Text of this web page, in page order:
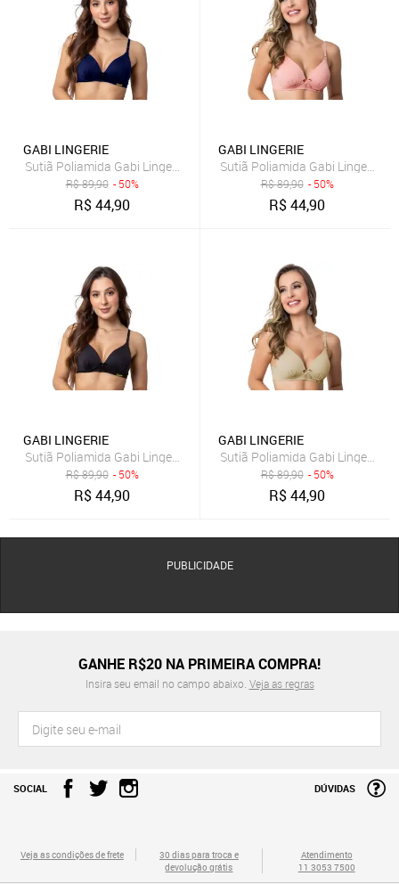
GABI LINGERIE
Sutiã Poliamida Gabi Lingerie Com Bojo Confort Básico Liso
R$89,90 - 50%
R$44,90
GABI LINGERIE
Sutiã Poliamida Gabi Lingerie
R$89,90 - 50%
R$44,90
GABI LINGERIE
Sutiã Poliamida Gabi Lingerie Com Bojo Confort Básico Liso
R$89,90 - 50%
R$44,90
GABI LINGERIE
Sutiã Poliamida Gabi Lingerie
R$89,90 - 50%
R$44,90
PUBLICIDADE
GANHE R$20 NA PRIMEIRA COMPRA!
Insira seu email no campo abaixo. Veja as regras
SOCIAL DÚVIDAS
Veja as condições de frete
30 dias para troca e
devolução grátis
Atendimento
11 3053 7500